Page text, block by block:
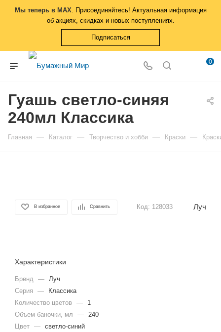
Мы теперь в MAX. Присоединяйтесь! Актуальная информация
об акциях, скидках и новых поступлениях.
Подписаться
0
Гуашь светло-синяя
240мл Классика
Главная — Каталог — Творчество и хобби — Краски —
В избранное Сравнить Код: 128033 Луч
Характеристики
Бренд — Луч
Серия
—
Классика
Количество цветов
—
1
Объем баночки, мл
— 240
Цвет — светло-синий